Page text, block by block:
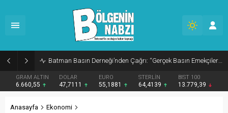
Zabıta Ekiplerinden Yol ve Kaldırım İşgaline Geçit Yok!
GRAM ALTIN
6.660,55
DOLAR
47,7111
EURO
55,1881
STERLİN
64,4139
BIST 100
13.779,39
Anasayfa
Ekonomi